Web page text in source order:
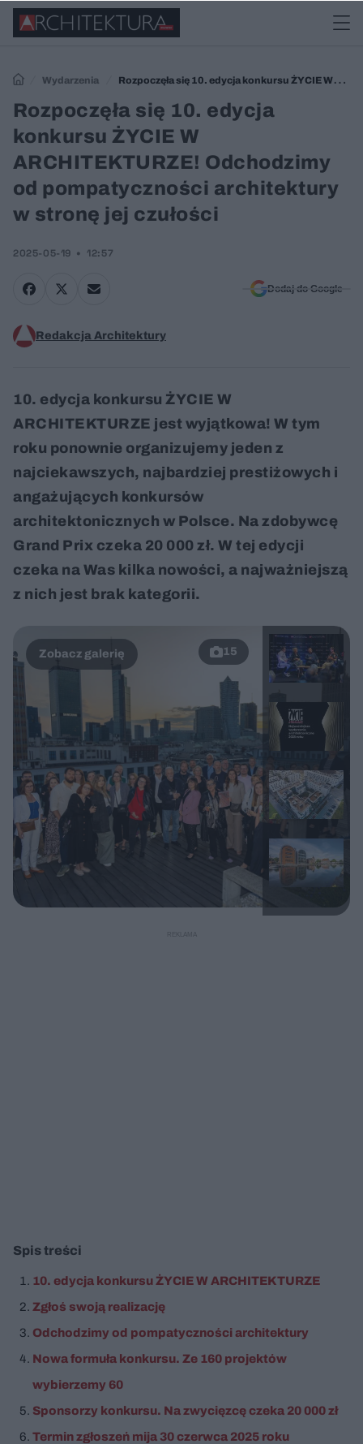
Wydarzenia
Rozpoczęła się 10. edycja konkursu ŻYCIE W
ARCHITEKTURZE! Odchodzimy od pompatyczności architektury w
stronę jej czułości
Rozpoczęła się 10. edycja
konkursu ŻYCIE W
ARCHITEKTURZE! Odchodzimy
od pompatyczności architektury
w stronę jej czułości
2025-05-19 12:57
Dodaj do Google
Redakcja Architektury
10. edycja konkursu ŻYCIE W
ARCHITEKTURZE jest wyjątkowa! W tym
roku ponownie organizujemy jeden z
najciekawszych, najbardziej prestiżowych i
angażujących konkursów
architektonicznych w Polsce. Na zdobywcę
Grand Prix czeka 20 000 zł. W tej edycji
czeka na Was kilka nowości, a najważniejszą
z nich jest brak kategorii.
15
Spis treści
10. edycja konkursu ŻYCIE W ARCHITEKTURZE
Zgłoś swoją realizację
Odchodzimy od pompatyczności architektury
Nowa formuła konkursu. Ze 160 projektów
wybierzemy 60
Sponsorzy konkursu. Na zwycięzcę czeka 20 000 zł
Termin zgłoszeń mija 30 czerwca 2025 roku